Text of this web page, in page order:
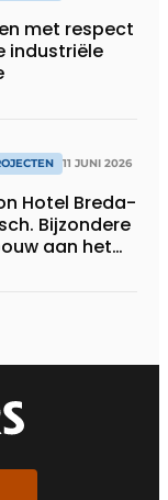
met respect
industriële
11 JUNI 2026
Hotel Breda-
Bijzondere
aan het